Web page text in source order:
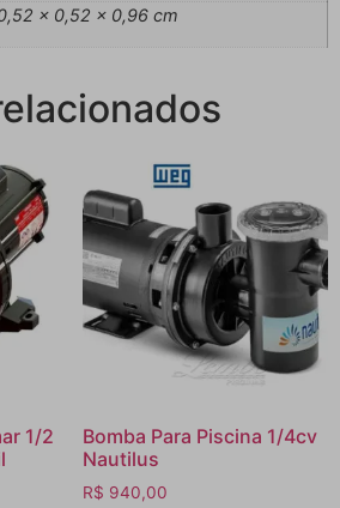
× 0,52 × 0,96 cm
1/2
Bomba Para Piscina 1/4cv
Nautilus
R$ 940,00